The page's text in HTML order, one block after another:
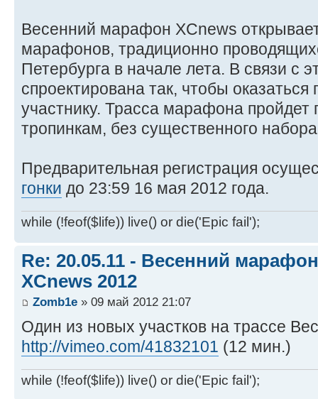
Весенний марафон XCnews
марафонов, традиционно
Петербурга в начале лета. В связи с
спроектирована так, чтобы
участнику. Трасса марафона
тропинкам, без существенного
Предварительная регистрация
гонки до 23:59 16 мая 2012 года.
while (!feof($life)) live() or die('Epic fail');
Re: 20.05.11 - Весенний
XCnews 2012
Zomb1e » 09 май 2012 21:07
Один из новых участков на трассе
http://vimeo.com/41832101 (12 мин.)
while (!feof($life)) live() or die('Epic fail');